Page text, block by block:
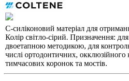
C-силіконовий матеріал для
Колір світло-сірий. Призначення:
двоетапною методикою, для
числі ортодонтичних, окклюзійного
тимчасових коронок та мостів.